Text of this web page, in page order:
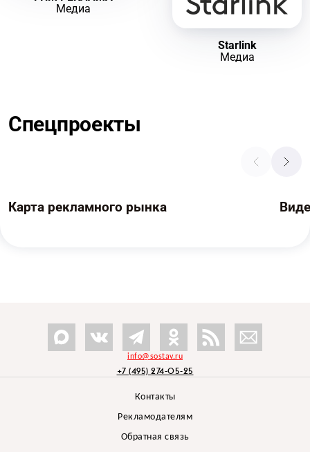
Медиа
Starlink
Медиа
Спецпроекты
Карта рекламного рынка
info@sostav.ru
+7 (495) 274-05-25
Контакты
Рекламодателям
Обратная связь